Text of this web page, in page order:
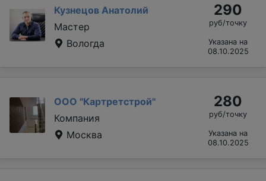
Кузнецов Анатолий
Мастер
Вологда
290
руб/точку
Указана на
08.10.2025
ООО "Картретстрой"
Компания
Москва
280
руб/точку
Указана на
08.10.2025